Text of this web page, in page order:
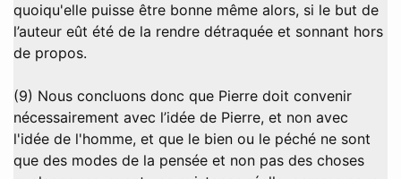
quoiqu'elle puisse être bonne même alors, si le but de
l’auteur eût été de la rendre détraquée et sonnant hors
de propos.
(9) Nous concluons donc que Pierre doit convenir
nécessairement avec l’idée de Pierre, et non avec
l'idée de l'homme, et que le bien ou le péché ne sont
que des modes de la pensée et non pas des choses